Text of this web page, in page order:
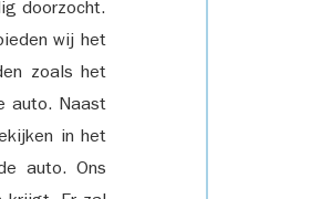
doorzocht.
wij het
zoals het
auto. Naast
in het
auto. Ons